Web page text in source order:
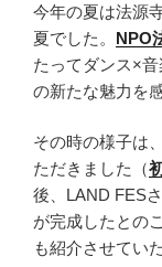
今年の夏は法源
夏でした。 NPO
たってダンス×
の新たな魅力を
その時の様子は
ただきました（
後、LAND FES
が完成したとの
も紹介させてい